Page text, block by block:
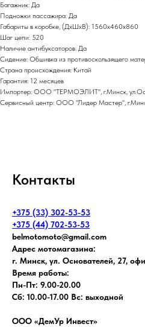
Багажник: Да
Подножки пассажира: Да
Габариты в коробке, (ДхШхВ): 1560x460x860
Шаг цепи: 520
Наличие антибуксаторов: Да
Сидение: Обшивка из противоскользящего
Страна происхождения: Китай
Гарантия: 12 месяцев
Импортер: ООО "ТЕРМОЭЛИТ", г.Минск,
Сервисный центр: ООО "Лидер Мастер",
Контакты
+375 (33) 302-53-53
+375 (44) 702-53-53
belmotomoto@gmail.com
Адрес мотомагазина:
г. Минск, ул. Основателей, 27,
Время работы:
Пн-Пт: 9.00-20.00
Сб: 10.00-17.00 Вс: выходной
ООО «ДемУр Инвест»